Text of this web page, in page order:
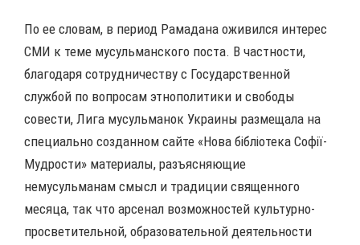
По ее словам, в период Рамадана оживился интерес
СМИ к теме мусульманского поста. В частности,
благодаря сотрудничеству с Государственной
службой по вопросам этнополитики и свободы
совести, Лига мусульманок Украины размещала на
специально созданном сайте «Нова бібліотека Софії-
Мудрости» материалы, разъясняющие
немусульманам смысл и традиции священного
месяца, так что арсенал возможностей культурно-
просветительной, образовательной деятельности